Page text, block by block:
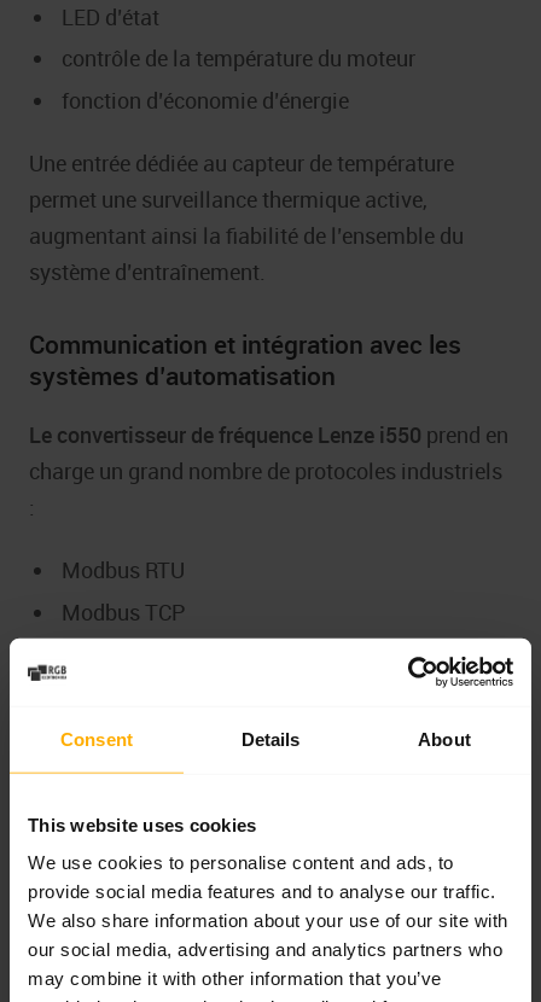
Consent Details About
This website uses cookies
We use cookies to personalise content and ads, to
provide social media features and to analyse our traffic.
We also share information about your use of our site with
our social media, advertising and analytics partners who
may combine it with other information that you’ve
LED d’état
contrôle de la température du moteur
fonction d’économie d’énergie
Une entrée dédiée au capteur de température
permet une surveillance thermique active,
augmentant ainsi la fiabilité de l’ensemble du
système d’entraînement.
Communication et intégration avec les
systèmes d’automatisation
Le convertisseur de fréquence Lenze i550 prend en
charge un grand nombre de protocoles industriels
:
Modbus RTU
Modbus TCP
POWERLINK
PROFINET
PROFIBUS
Le convertisseur de fréquence Lenze i550peut
ainsi être facilement intégré dans les systèmes de
commande modernes et anciens.